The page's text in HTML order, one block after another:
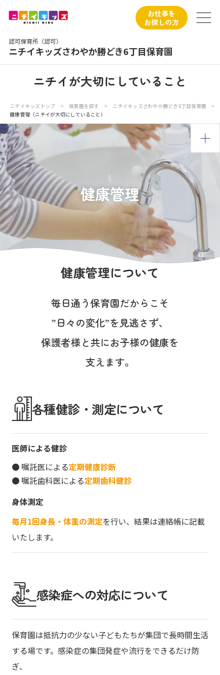
認可保育所（認可）
ニチイキッズさわやか勝どき6丁目保育園
お仕事を
お探しの方
ニチイが大切にしていること
お食事
保育園見学
入園の概要
子育てひろばのご紹介
写真販売サービス
お仕事をお探しの方
よくあるご質問
プライバシーポリシー サイトのご利用について
ニチイが大切にしていること
ニチイキッズトップ > 保育園を探す > ニチイキッズさわやか勝どき6丁目保育園
>
健康管理（ニチイが大切にしていること）
健康管理
健康管理について
毎日通う保育園だからこそ
”日々の変化”を見逃さず、
保護者様と共にお子様の健康を
支えます。
各種健診・測定について
医師による健診
● 嘱託医による定期健康診断
● 嘱託歯科医による定期歯科健診
身体測定
毎月1回身長・体重の測定を行い、結果は連絡帳に記載
いたします。
感染症への対応について
保育園は抵抗力の少ない子どもたちが集団で長時間生活
する場です。感染症の集団発症や流行をできるだけ防
ぎ、